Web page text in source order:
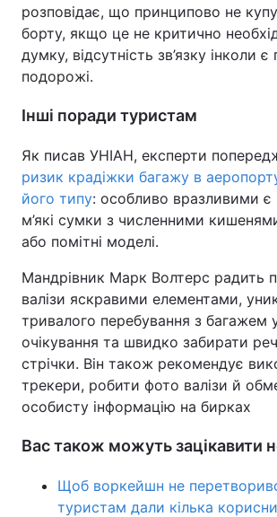
розповідає, що принципово не
борту, якщо це не критично
думку, відсутність зв’язку інколи
подорожі.
Інші поради туристам
Як писав УНІАН, експерти
ризик крадіжки багажу в
його типу: особливо вразливими є
м’які сумки з численними
або помітні моделі.
Мандрівник Марк Волтерс радить
валізи яскравими елементами,
тривалого перебування з багажем
очікування та швидко забирати
стрічки. Він також рекомендує
трекери, робити фото валізи й
особисту інформацію на бирках
Вас також можуть зацікавити
Щоб воркейшн не
туристам дали кілька